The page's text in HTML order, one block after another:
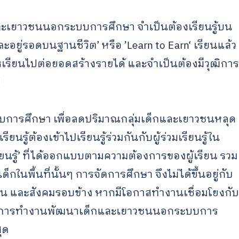
เยาวชนนอกระบบการศึกษา จำเป็นต้องเรียนรู้บน
ยู่รอดบนฐานชีวิต’ หรือ ’Learn to Earn‘ เรียนแล้ว
ยนไปต่อยอดสร้างรายได้ และจำเป็นต้องมีวุฒิการ
ารศึกษา เพื่อลดปริมาณกลุ่มเด็กและเยาวชนหลุด
นรู้ต้องเข้าไปเรียนรู้ร่วมกันกับผู้ร่วมเรียนรู้ใน
รู้’ ที่ได้ออกแบบตามความต้องการของผู้เรียน รวม
ด็กในพื้นที่นั้นๆ การจัดการศึกษา จึงไม่ได้ขึ้นอยู่กับ
ละสังคมรอบข้าง หากมีโอกาสทำงานเชื่อมโยงกับ
ารทำงานพัฒนาเด็กและเยาวชนนอกระบบการ